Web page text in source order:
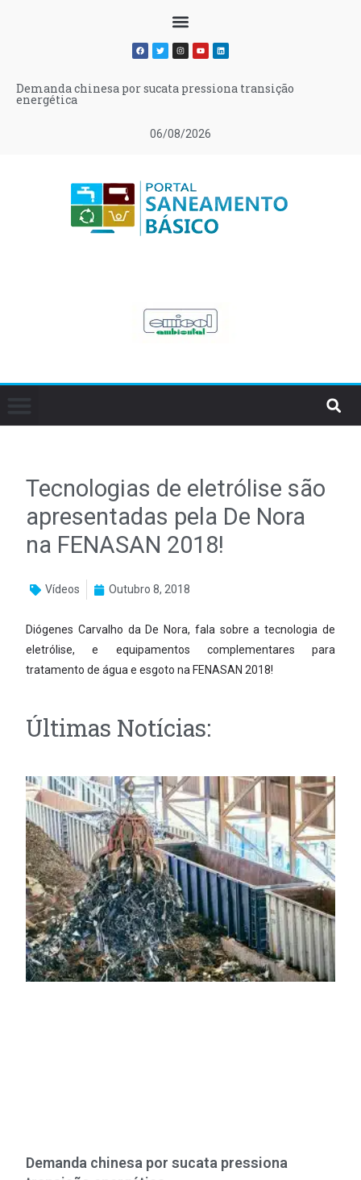
06/08/2026
Demanda chinesa por sucata pressiona transição
energética
Tecnologias de eletrólise são
apresentadas pela De Nora
na FENASAN 2018!
Vídeos Outubro 8, 2018
Diógenes Carvalho da De Nora, fala sobre a tecnologia de
eletrólise, e equipamentos complementares para
tratamento de água e esgoto na FENASAN 2018!
Últimas Notícias:
Demanda chinesa por sucata pressiona